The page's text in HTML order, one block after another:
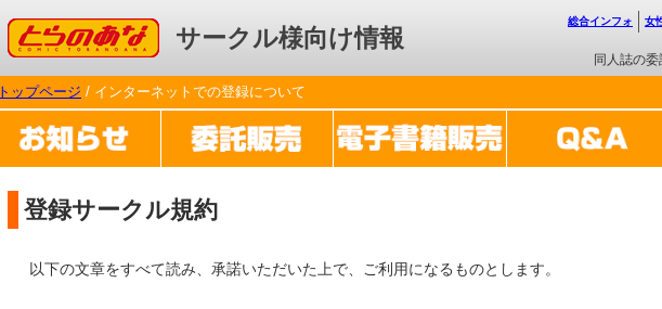
コミックとらのあな サークル様向け情報
同人誌の委
総合インフォ 女
トップページ / インターネットでの登録について
登録サークル規約
以下の文章をすべて読み、承諾いただいた上で、ご利用になるものとします。